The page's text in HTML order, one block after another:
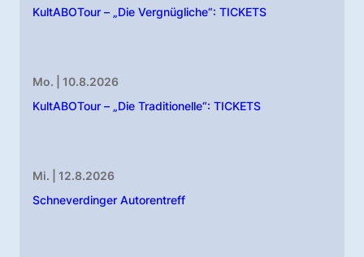
KultABOTour – „Die Vergnügliche“: TICKETS
Mo. | 10.8.2026
KultABOTour – „Die Traditionelle“: TICKETS
Mi. | 12.8.2026
Schneverdinger Autorentreff